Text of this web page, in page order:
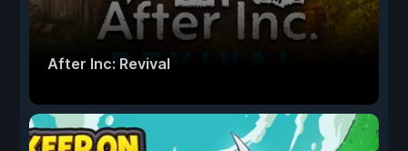
After Inc: Revival